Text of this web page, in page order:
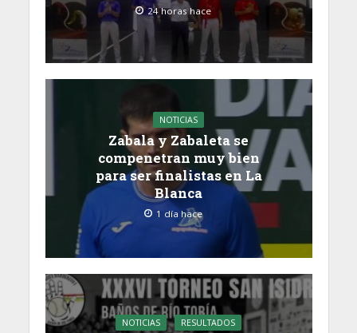
24 horas hace
NOTICIAS
Zabala y Zabaleta se
compenetran muy bien
para ser finalistas en La
Blanca
1 día hace
NOTICIAS RESULTADOS